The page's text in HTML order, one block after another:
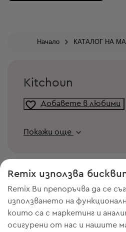
Начало КАТАЛОГ НА
Kitchoun
Добавете в любими
Покажи още
Remix използва
Remix Ви препоръчва да се
използването на
които са с маркетинг и
осигурени от нас и нашите